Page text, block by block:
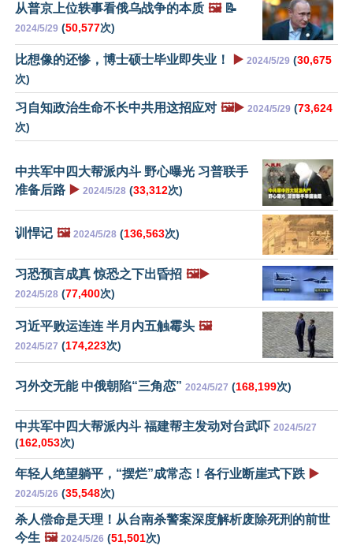
从普京上位轶事看俄乌战争的本质 🖼️📝
2024/5/29 (50,577次)
比想像的还惨，博士硕士毕业即失业！ ▶️ 2024/5/29 (30,675
次)
习自知政治生命不长中共用这招应对 🖼️▶️ 2024/5/29 (73,624
次)
中共军中四大帮派内斗 野心曝光 习普联手
准备后路 ▶️ 2024/5/28 (33,312次)
训悍记 🖼️ 2024/5/28 (136,563次)
习恐预言成真 惊恐之下出昏招 🖼️▶️
2024/5/28 (77,400次)
习近平败运连连 半月内五触霉头 🖼️
2024/5/27 (174,223次)
习外交无能 中俄朝陷“三角恋” 2024/5/27 (168,199次)
中共军中四大帮派内斗 福建帮主发动对台武吓 2024/5/27
(162,053次)
年轻人绝望躺平，“摆烂”成常态！各行业断崖式下跌 ▶️
2024/5/26 (35,548次)
杀人偿命是天理！从台南杀警案深度解析废除死刑的前世
今生 🖼️ 2024/5/26 (51,501次)